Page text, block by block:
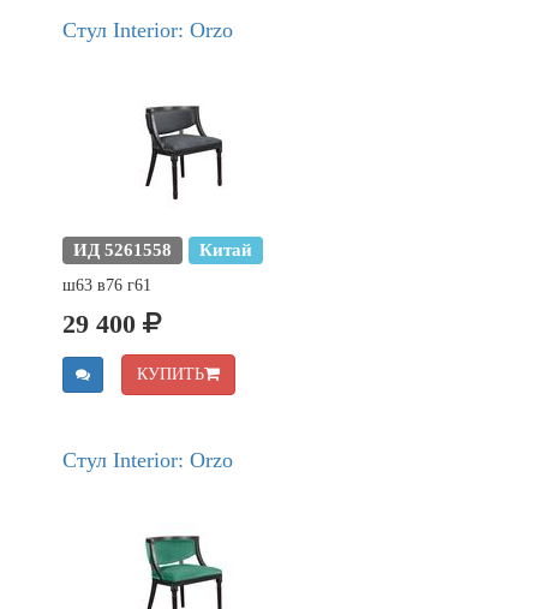
Стул Interior: Orzo
ИД 5261558 Китай
ш63 в76 г61
29 400
КУПИТЬ
Стул Interior: Orzo